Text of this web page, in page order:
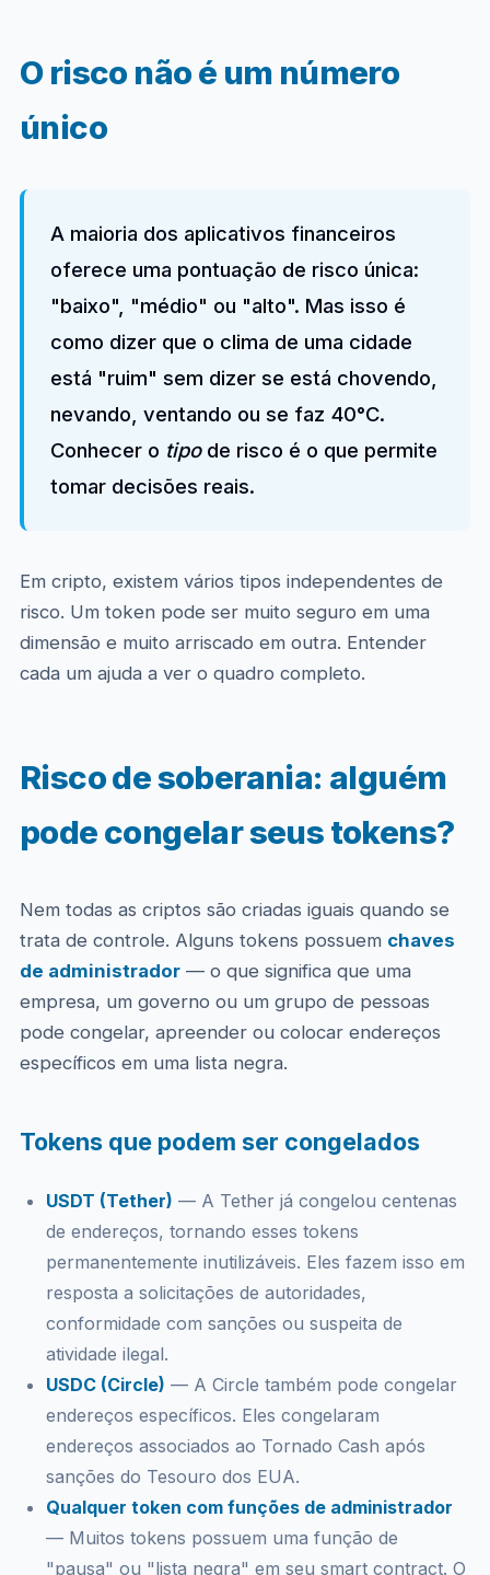
O risco não é um número
único
A maioria dos aplicativos financeiros
oferece uma pontuação de risco única:
"baixo", "médio" ou "alto". Mas isso é
como dizer que o clima de uma cidade
está "ruim" sem dizer se está chovendo,
nevando, ventando ou se faz 40°C.
Conhecer o tipode risco é o que permite
tomar decisões reais.
Em cripto, existem vários tipos independentes de
risco. Um token pode ser muito seguro em uma
dimensão e muito arriscado em outra. Entender
cada um ajuda a ver o quadro completo.
Risco de soberania: alguém
pode congelar seus tokens?
Nem todas as criptos são criadas iguais quando se
trata de controle. Alguns tokens possuem chaves
de administrador— o que significa que uma
empresa, um governo ou um grupo de pessoas
pode congelar, apreender ou colocar endereços
específicos em uma lista negra.
Tokens que podem ser congelados
USDT (Tether) — A Tether já congelou centenas
de endereços, tornando esses tokens
permanentemente inutilizáveis. Eles fazem isso em
resposta a solicitações de autoridades,
conformidade com sanções ou suspeita de
atividade ilegal.
USDC (Circle) — A Circle também pode congelar
endereços específicos. Eles congelaram
endereços associados ao Tornado Cash após
sanções do Tesouro dos EUA.
Qualquer token com funções de administrador
— Muitos tokens possuem uma função de
"pausa" ou "lista negra" em seu smart contract. O